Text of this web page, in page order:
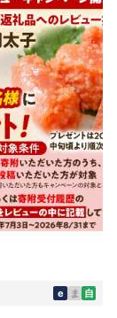
e ま 自